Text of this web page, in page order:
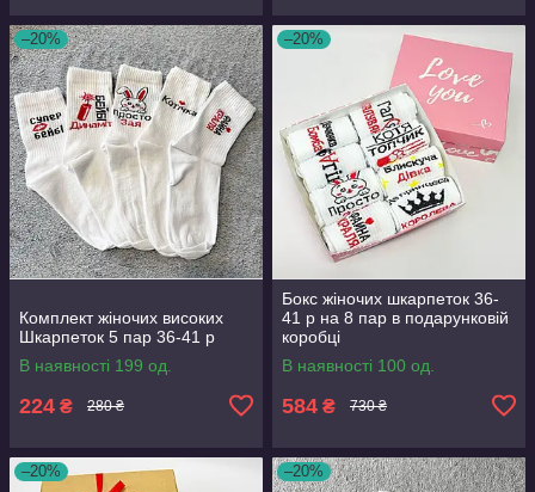
–20%
Комплект жіночих високих
Шкарпеток 5 пар 36-41 р
В наявності 199 од.
224 ₴ 280 ₴
–20%
Бокс жіночих шкарпеток 36-
41 р на 8 пар в подарунковій
коробці
В наявності 100 од.
584 ₴ 730 ₴
–20% –20%